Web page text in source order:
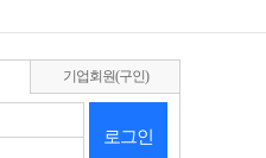
기업회원(구인)
로그인